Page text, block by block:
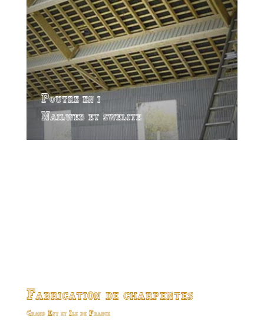
Poutre en i
Nailweb et swelite
Fabrication de charpentes
Grand Est et Ile de France